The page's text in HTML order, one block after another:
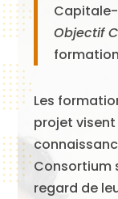
Capitale-
Objectif
Les
projet
Consortium
regard de